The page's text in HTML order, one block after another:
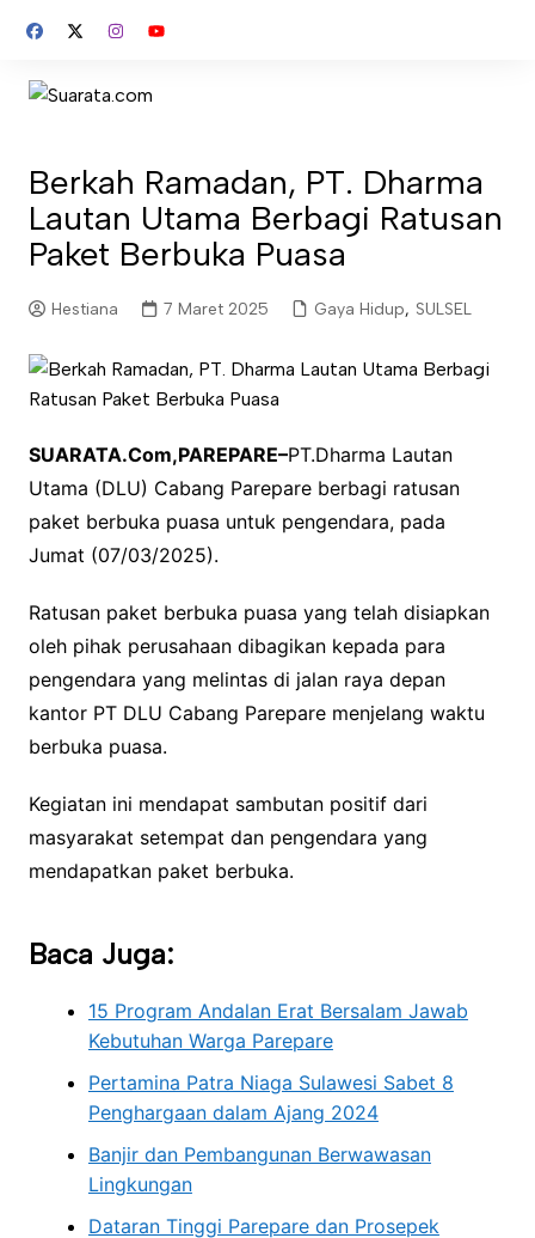
Berkah Ramadan, PT. Dharma
Lautan Utama Berbagi Ratusan
Paket Berbuka Puasa
Hestiana 7 Maret 2025 Gaya Hidup, SULSEL
SUARATA.Com,PAREPARE–PT.Dharma Lautan
Utama (DLU) Cabang Parepare berbagi ratusan
paket berbuka puasa untuk pengendara, pada
Jumat (07/03/2025).
Ratusan paket berbuka puasa yang telah disiapkan
oleh pihak perusahaan dibagikan kepada para
pengendara yang melintas di jalan raya depan
kantor PT DLU Cabang Parepare menjelang waktu
berbuka puasa.
Kegiatan ini mendapat sambutan positif dari
masyarakat setempat dan pengendara yang
mendapatkan paket berbuka.
Baca Juga:
15 Program Andalan Erat Bersalam Jawab
Kebutuhan Warga Parepare
Pertamina Patra Niaga Sulawesi Sabet 8
Penghargaan dalam Ajang 2024
Banjir dan Pembangunan Berwawasan
Lingkungan
Dataran Tinggi Parepare dan Prosepek